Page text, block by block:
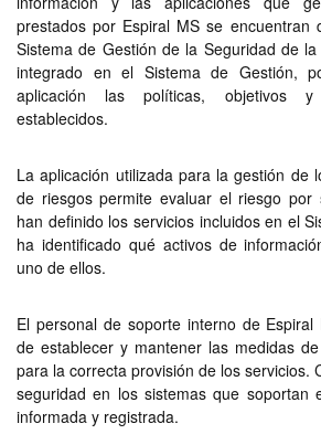
prestados por Espiral MS se encuentran
Sistema de Gestión de la Seguridad de
integrado en el Sistema de Gestión,
aplicación las políticas, objetivos y
establecidos.
La aplicación utilizada para la gestión de
de riesgos permite evaluar el riesgo por
han definido los servicios incluidos en el
ha identificado qué activos de
uno de ellos.
El personal de soporte interno de
de establecer y mantener las medidas
para la correcta provisión de los servicios.
seguridad en los sistemas que soportan
informada y registrada.